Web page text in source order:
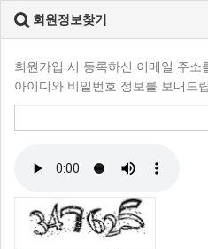
회원정보찾기
회원가입 시 등록하신 이메일 주소
아이디와 비밀번호 정보를 보내드